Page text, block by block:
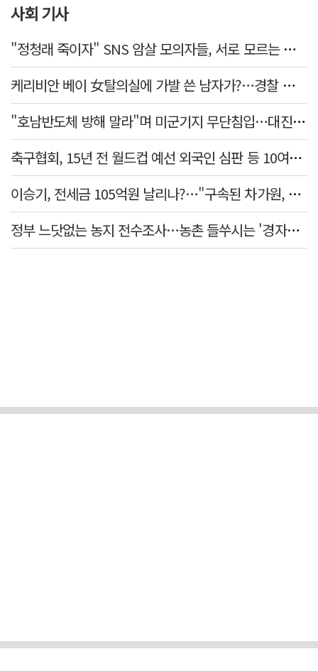
사회 기사
"정청래 죽이자" SNS 암살 모의자들, 서로 모르는 사이였다…檢송치
케리비안 베이 女탈의실에 가발 쓴 남자가?…경찰 추적 중
"호남반도체 방해 말라"며 미군기지 무단침입…대진연 회원 3명 '구속'
축구협회, 15년 전 월드컵 예선 외국인 심판 등 10여명에 '성 접대'
이승기, 전세금 105억원 날리나?…"구속된 차가원, 형사 범죄 영역"
정부 느닷없는 농지 전수조사…농촌 들쑤시는 '경자유전'의 칼날